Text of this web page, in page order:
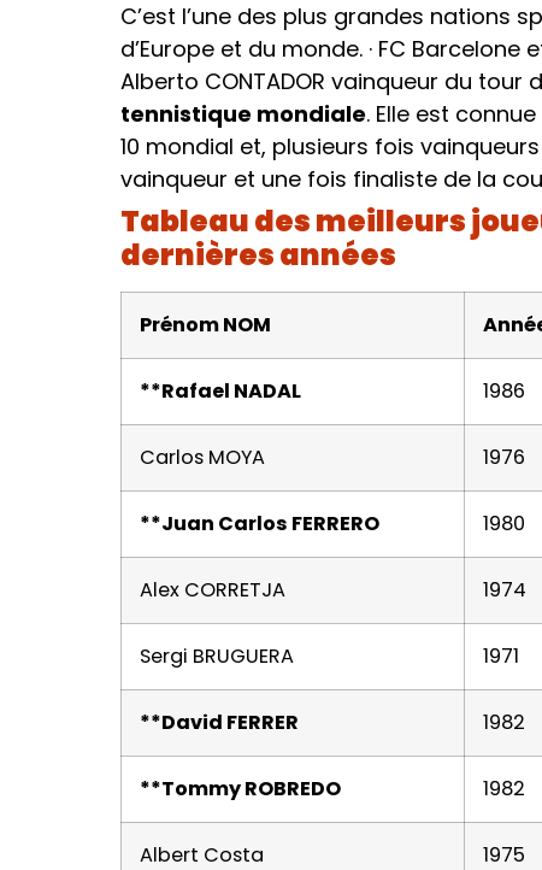
C’est l’une des plus grandes nations
d’Europe et du monde. · FC Barcelone
Alberto CONTADOR vainqueur du tour
tennistique mondiale. Elle est
10 mondial et, plusieurs fois
vainqueur et une fois finaliste de la
Tableau des meilleurs
dernières années
Prénom NOM
**Rafael NADAL 1986
Carlos MOYA 1976
**Juan Carlos FERRERO 1980
Alex CORRETJA 1974
Sergi BRUGUERA 1971
**David FERRER 1982
**Tommy ROBREDO 1982
Albert Costa 1975